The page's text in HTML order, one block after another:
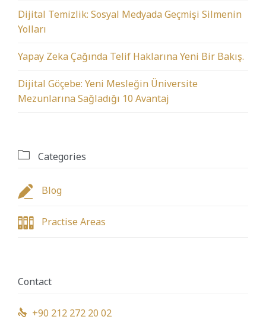
Dijital Temizlik: Sosyal Medyada Geçmişi Silmenin
Yolları
Yapay Zeka Çağında Telif Haklarına Yeni Bir Bakış.
Dijital Göçebe: Yeni Mesleğin Üniversite
Mezunlarına Sağladığı 10 Avantaj
 Categories
 Blog
 Practise Areas
Contact
 +90 212 272 20 02